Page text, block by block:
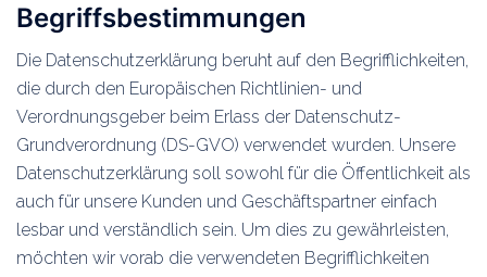
Begriffsbestimmungen
Die Datenschutzerklärung beruht auf den Begrifflichkeiten,
die durch den Europäischen Richtlinien- und
Verordnungsgeber beim Erlass der Datenschutz-
Grundverordnung (DS-GVO) verwendet wurden. Unsere
Datenschutzerklärung soll sowohl für die Öffentlichkeit als
auch für unsere Kunden und Geschäftspartner einfach
lesbar und verständlich sein. Um dies zu gewährleisten,
möchten wir vorab die verwendeten Begrifflichkeiten